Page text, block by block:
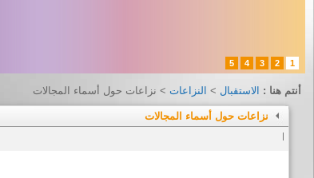
1
2
3
4
5
أنتم هنا : الاستقبال > النزاعات > نزاعات حول أسماء المجالات
نزاعات حول أسماء المجالات
|